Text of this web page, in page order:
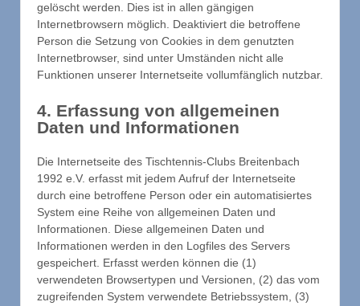
gelöscht werden. Dies ist in allen gängigen
Internetbrowsern möglich. Deaktiviert die betroffene
Person die Setzung von Cookies in dem genutzten
Internetbrowser, sind unter Umständen nicht alle
Funktionen unserer Internetseite vollumfänglich nutzbar.
4. Erfassung von allgemeinen
Daten und Informationen
Die Internetseite des Tischtennis-Clubs Breitenbach
1992 e.V. erfasst mit jedem Aufruf der Internetseite
durch eine betroffene Person oder ein automatisiertes
System eine Reihe von allgemeinen Daten und
Informationen. Diese allgemeinen Daten und
Informationen werden in den Logfiles des Servers
gespeichert. Erfasst werden können die (1)
verwendeten Browsertypen und Versionen, (2) das vom
zugreifenden System verwendete Betriebssystem, (3)